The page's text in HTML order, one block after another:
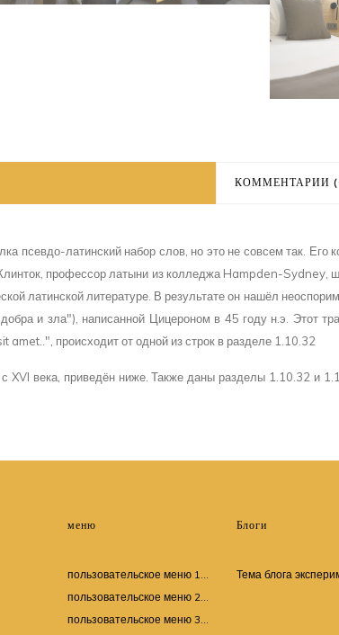
КОММЕНТАРИИ
псевдо-латинский набор слов, но это не совсем так. Его
профессор латыни из колледжа Hampden-Sydney,
латинской литературе. В результате он нашёл
и зла"), написанной Цицероном в 45 году н.э. Этот
происходит от одной из строк в разделе 1.10.32
XVI века, приведён ниже. Также даны разделы 1.10.32 и
меню
пользовательское меню 1...
пользовательское меню 2...
пользовательское меню 3...
Блоги
Тема блога